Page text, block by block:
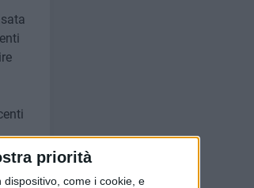
priorità
come i cookie, e